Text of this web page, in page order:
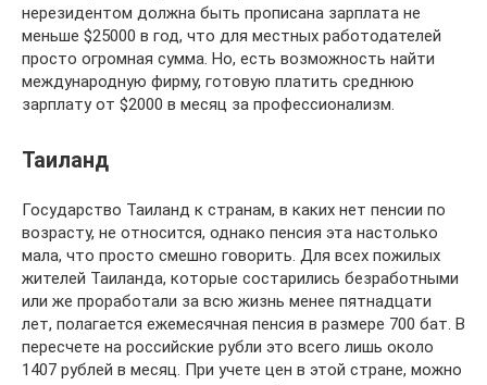
нерезидентом должна быть прописана зарплата не
меньше $25000 в год, что для местных работодателей
просто огромная сумма. Но, есть возможность найти
международную фирму, готовую платить среднюю
зарплату от $2000 в месяц за профессионализм.
Таиланд
Государство Таиланд к странам, в каких нет пенсии по
возрасту, не относится, однако пенсия эта настолько
мала, что просто смешно говорить. Для всех пожилых
жителей Таиланда, которые состарились безработными
или же проработали за всю жизнь менее пятнадцати
лет, полагается ежемесячная пенсия в размере 700 бат. В
пересчете на российские рубли это всего лишь около
1407 рублей в месяц. При учете цен в этой стране, можно